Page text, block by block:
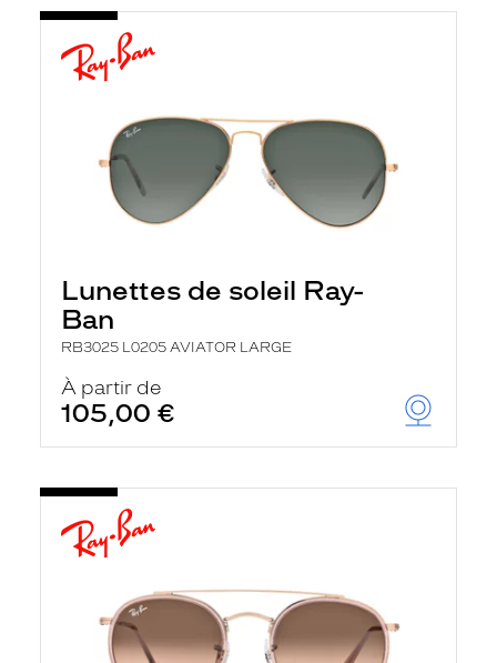
Lunettes de soleil Ray-
Ban
RB3025 L0205 AVIATOR LARGE
À partir de
105,00 €